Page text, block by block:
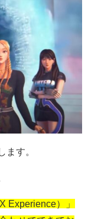
ます。
Experience）」